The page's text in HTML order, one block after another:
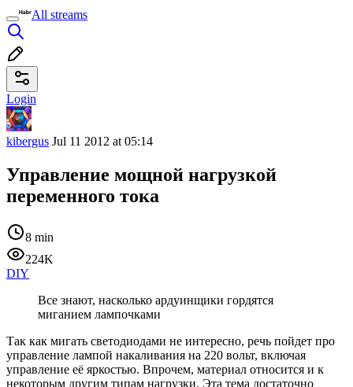
All streams
Login
kibergus Jul 11 2012 at 05:14
Управление мощной нагрузкой
переменного тока
8 min
224K
DIY
Все знают, насколько ардуинщики гордятся
миганием лампочками
Так как мигать светодиодами не интересно, речь пойдет про
управление лампой накаливания на 220 вольт, включая
управление её яркостью. Впрочем, материал относится и к
некоторым другим типам нагрузки. Эта тема достаточно